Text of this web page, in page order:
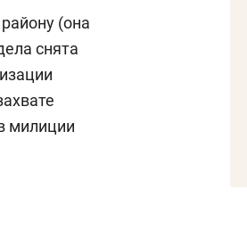
(она
снята
милиции
выживания в дикой
работа
и физическим
как основа